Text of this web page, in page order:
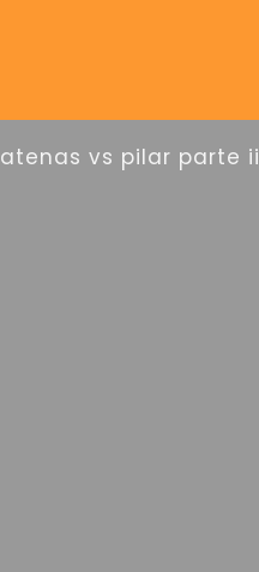
atenas vs pilar parte ii